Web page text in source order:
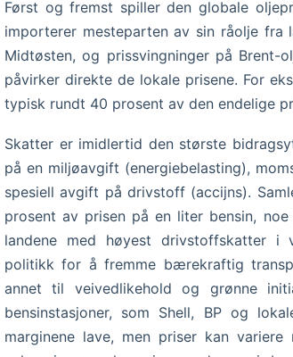
Først og fremst spiller den globale
importerer mesteparten av sin råolje fra
Midtøsten, og prissvingninger på Brent-
påvirker direkte de lokale prisene. For
typisk rundt 40 prosent av den endelige
Skatter er imidlertid den største
på en miljøavgift (energiebelasting),
spesiell avgift på drivstoff (accijns).
prosent av prisen på en liter bensin,
landene med høyest drivstoffskatter i
politikk for å fremme bærekraftig
annet til veivedlikehold og grønne
bensinstasjoner, som Shell, BP og
marginene lave, men priser kan